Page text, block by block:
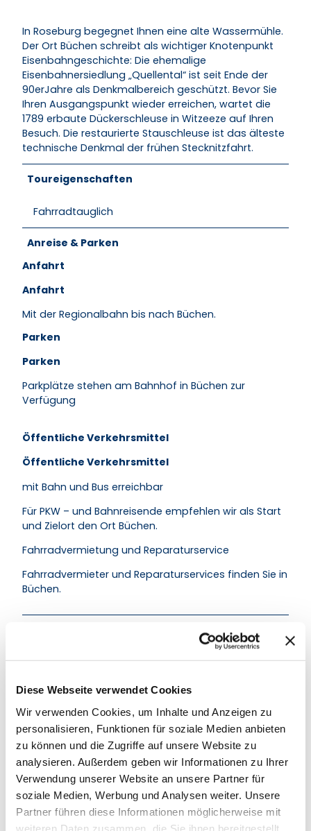
Diese Webseite verwendet Cookies
Wir verwenden Cookies, um Inhalte und Anzeigen zu
personalisieren, Funktionen für soziale Medien anbieten
zu können und die Zugriffe auf unsere Website zu
analysieren. Außerdem geben wir Informationen zu Ihrer
Verwendung unserer Website an unsere Partner für
soziale Medien, Werbung und Analysen weiter. Unsere
Partner führen diese Informationen möglicherweise mit
weiteren Daten zusammen, die Sie ihnen bereitgestellt
In Roseburg begegnet Ihnen eine alte Wassermühle.
Der Ort Büchen schreibt als wichtiger Knotenpunkt
Eisenbahngeschichte: Die ehemalige
Eisenbahnersiedlung „Quellental“ ist seit Ende der
90erJahre als Denkmalbereich geschützt. Bevor Sie
Ihren Ausgangspunkt wieder erreichen, wartet die
1789 erbaute Dückerschleuse in Witzeeze auf Ihren
Besuch. Die restaurierte Stauschleuse ist das älteste
technische Denkmal der frühen Stecknitzfahrt.
Toureigenschaften
Fahrradtauglich
Anreise & Parken
Anfahrt
Anfahrt
Mit der Regionalbahn bis nach Büchen.
Parken
Parken
Parkplätze stehen am Bahnhof in Büchen zur
Verfügung
Öffentliche Verkehrsmittel
Öffentliche Verkehrsmittel
mit Bahn und Bus erreichbar
Für PKW – und Bahnreisende empfehlen wir als Start
und Zielort den Ort Büchen.
Fahrradvermietung und Reparaturservice
Fahrradvermieter und Reparaturservices finden Sie in
Büchen.
Buchung, Beratung und Informationen
Herzogtum Lauenburg Marketing
Fax (04542) 85 68 65
info@hlms.de
www.herzogtum-lauenburg.de
Weitere Infos
Routenverlauf